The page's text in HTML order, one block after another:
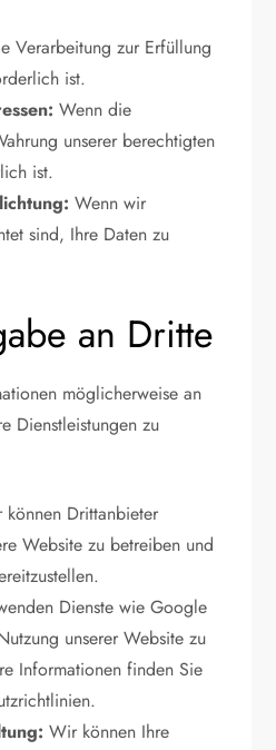
Verarbeitung zur Erfüllung
ist.
Wenn die
unserer berechtigten
ist.
Wenn wir
sind, Ihre Daten zu
an Dritte
möglicherweise an
Dienstleistungen zu
Drittanbieter
Website zu betreiben und
Dienste wie Google
unserer Website zu
Informationen finden Sie
Wir können Ihre